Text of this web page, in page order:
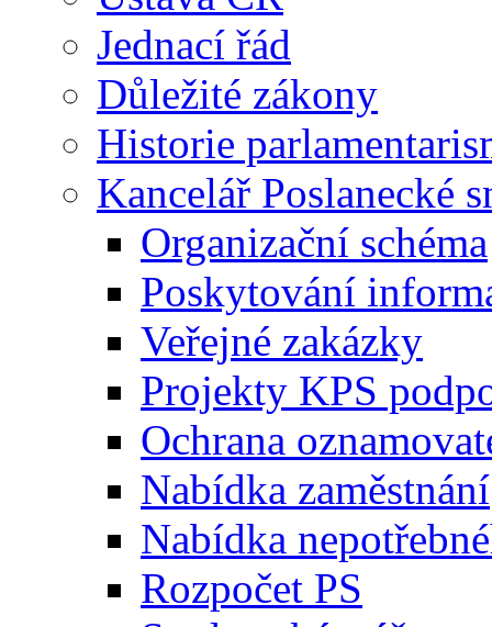
Jednací řád
Důležité zákony
Historie
Kancelář Poslanecké
Organizační schéma
Poskytování
Veřejné zakázky
Projekty KPS
Ochrana
Nabídka zaměstnání
Nabídka
Rozpočet PS